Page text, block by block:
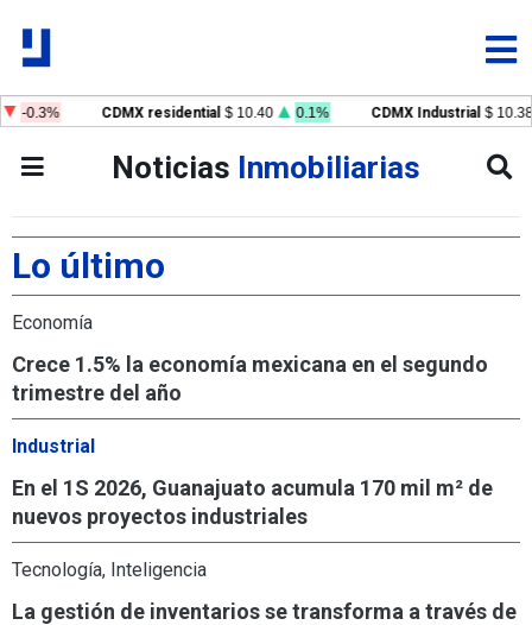
CDMX residential $ 10.40 0.1% CDMX Industrial $ 10.38
Noticias Inmobiliarias
Lo último
Economía
Crece 1.5% la economía mexicana en el segundo
trimestre del año
Industrial
En el 1S 2026, Guanajuato acumula 170 mil m² de
nuevos proyectos industriales
Tecnología, Inteligencia
La gestión de inventarios se transforma a través de